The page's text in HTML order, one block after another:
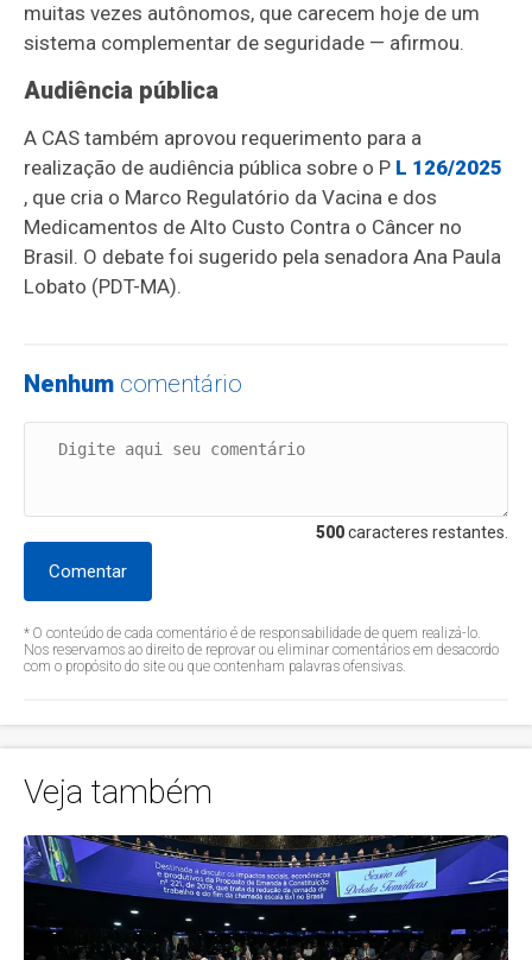
muitas vezes autônomos, que carecem hoje de um
sistema complementar de seguridade — afirmou.
Audiência pública
A CAS também aprovou requerimento para a
realização de audiência pública sobre o P L 126/2025
, que cria o Marco Regulatório da Vacina e dos
Medicamentos de Alto Custo Contra o Câncer no
Brasil. O debate foi sugerido pela senadora Ana Paula
Lobato (PDT-MA).
Nenhum comentário
500caracteres restantes.
Comentar
* O conteúdo de cada comentário é de responsabilidade de quem realizá-lo.
Nos reservamos ao direito de reprovar ou eliminar comentários em desacordo
com o propósito do site ou que contenham palavras ofensivas.
Veja também